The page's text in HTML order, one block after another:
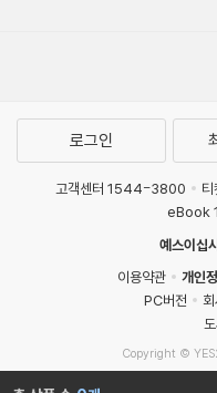
로그인
고객센터 1544-3800
eBook
예스이십
이용약관
개인
PC버전
Copyright ©
MATOM13